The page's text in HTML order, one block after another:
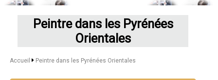
Peintre dans les Pyrénées
Orientales
Accueil Peintre dans les Pyrénées Orientales